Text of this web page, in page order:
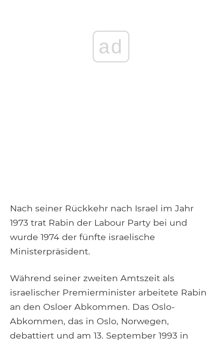
ad
Nach seiner Rückkehr nach Israel im Jahr
1973 trat Rabin der Labour Party bei und
wurde 1974 der fünfte israelische
Ministerpräsident.
Während seiner zweiten Amtszeit als
israelischer Premierminister arbeitete Rabin
an den Osloer Abkommen. Das Oslo-
Abkommen, das in Oslo, Norwegen,
debattiert und am 13. September 1993 in